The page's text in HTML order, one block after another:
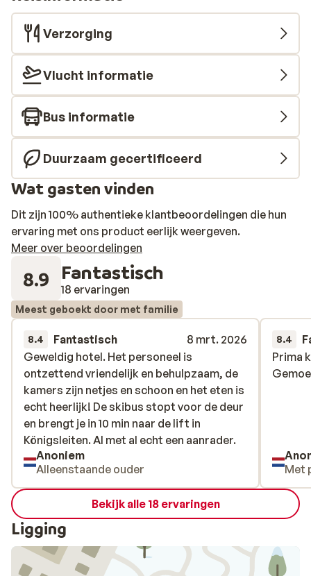
Verzorging
Vlucht informatie
Bus informatie
Duurzaam gecertificeerd
Wat gasten vinden
Dit zijn 100% authentieke klantbeoordelingen die hun
ervaring met ons product eerlijk weergeven.
Meer over beoordelingen
8.9 Fantastisch
18 ervaringen
Meest geboekt door met familie
8.4 Fantastisch
8 mrt. 2026
Geweldig hotel. Het personeel is
ontzettend vriendelijk en behulpzaam, de
kamers zijn netjes en schoon en het eten is
echt heerlijk! De skibus stopt voor de deur
en brengt je in 10 min naar de lift in
Königsleiten. Al met al echt een aanrader.
Geweldig hotel. Het personeel is
ontzettend vriendelijk en behulpzaam, de
kamers zijn netjes en schoon en het eten is
echt heerlijk! De skibus stopt voor de deur
en brengt je in 10 min naar de lift in
Königsleiten. Al met al echt een aanrader.
Anoniem
Alleenstaande ouder
8.4
Prima
Prima
Met
Bekijk alle 18 ervaringen
Ligging